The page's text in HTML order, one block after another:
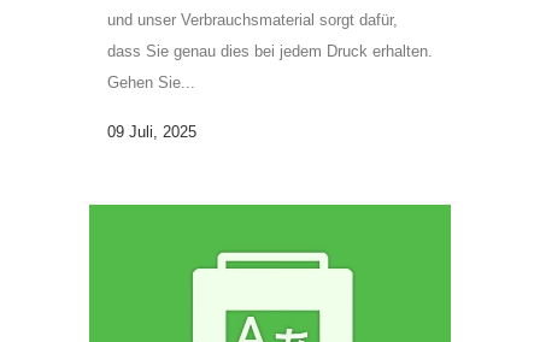
und unser Verbrauchsmaterial sorgt dafür,
dass Sie genau dies bei jedem Druck erhalten.
Gehen Sie...
09 Juli, 2025